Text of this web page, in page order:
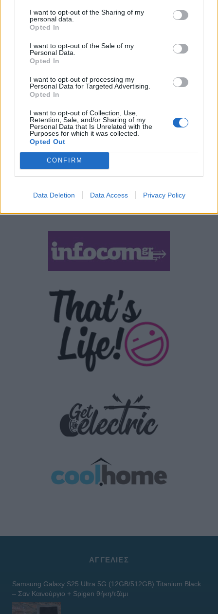
I want to opt-out of the Sharing of my
personal data.
Opted In
I want to opt-out of the Sale of my
Personal Data.
Opted In
I want to opt-out of processing my
Personal Data for Targeted Advertising.
Opted In
I want to opt-out of Collection, Use,
Retention, Sale, and/or Sharing of my
Personal Data that Is Unrelated with the
Purposes for which it was collected.
Opted Out
CONFIRM
Data Deletion Data Access Privacy Policy
ΕΤΙΚΕΤΕΣ
android
design iPhone gaming
ΣΎΝΔΕΣΜΟΙ
ΑΓΓΕΛΊΕΣ
Samsung Galaxy S25 Ultra 5G (12GB/512GB) Titanium Black
– Σαν Καινούργιο + Spigen θήκη/τζάμι